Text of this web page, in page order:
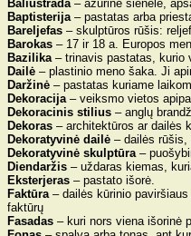
Baliustrada– ažūrinė sienelė,
Baptisterija– pastatas arba
Bareljefas – skulptūros rūšis:
Barokas – 17 ir 18 a. Europos
Bazilika– trinavis pastatas, kurio
Dailė – plastinio meno šaka. Ji
Daržinė –pastatas kuriame
Dekoracija– veiksmo vietos
Dekoracinis stilius – anglų
Dekoras – architektūros ar dailės
Dekoratyvinė dailė – dailės rūšis,
Dekoratyvinė skulptūra–
Diendaržis – uždaras kiemas,
Eksterjeras – pastato išorė.
Faktūra– dailės kūrinio
faktūrų
Fasadas – kuri nors viena išorinė